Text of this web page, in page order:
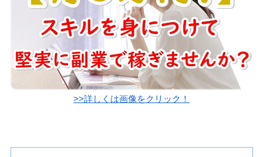
>>詳しくは画像をクリック！